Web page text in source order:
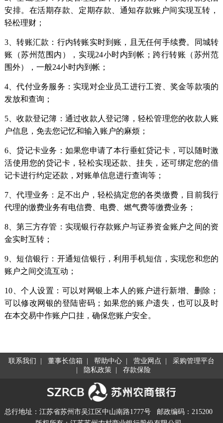
安排。在活期存款、定期存款、通知存款账户间实现互转，
轻松理财；
3、转账汇款：行内转账实时到账，且无任何手续费。同城转
账（苏州范围内），实现24小时内到帐；跨行转账（苏州范
围外），一般24小时内到帐；
4、代付业务服务：实现对企业员工进行工资、奖金等款项的
发放和查询；
5、收款登记簿：通过收款人登记簿，轻松管理您的收款人账
户信息，免去您记忆和输入账户的麻烦；
6、贷记卡业务：如果您申请了本行垂虹贷记卡，可以随时激
活使用您的贷记卡，轻松实现还款、挂失，还可绑定您的借
记卡进行约定还款，对账单信息进行查询等；
7、代理业务：足不出户，轻松搞定您的各类缴费，目前我行
代理的缴费业务有电信费、电费、燃气费等缴费业务；
8、第三方存管：实现银行存款账户与证券资金账户之间的资
金实时互转；
9、短信银行：开通短信银行，利用手机短信，实现您和您的
账户之间交流互动；
10、个人设置：可以对网银上本人的账户进行新增、删除；
可以修改网银的登陆密码；如果您的账户遗失，也可以及时
在本交易中作账户口挂，确保您账户安全。
联系我们 董事长信箱 帮助中心 营业网点
采购管理平台
隐私政策 存款保险
总行地址：江苏省苏州市吴江区中山南路1777号
邮政编码：215200